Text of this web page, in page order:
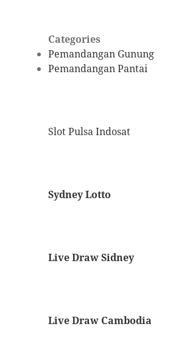
Categories
Pemandangan Gunung
Pemandangan Pantai
Slot Pulsa Indosat
Sydney Lotto
Live Draw Sidney
Live Draw Cambodia